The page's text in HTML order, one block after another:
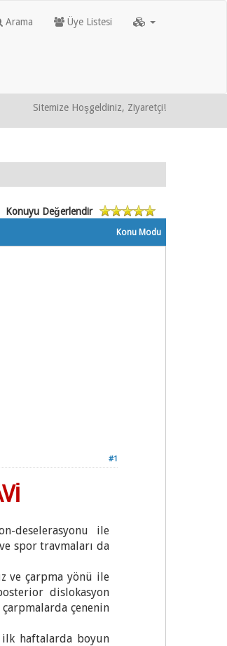
Arama Üye Listesi
Sitemize Hoşgeldiniz, Ziyaretçi!
Konuyu Değerlendir
Konu Modu
#1
deselerasyonu ile
spor travmaları da
ve çarpma yönü ile
dislokasyon
çenenin
ilk haftalarda boyun